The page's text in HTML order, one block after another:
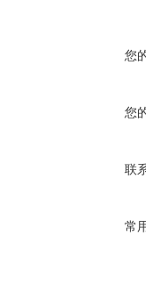
您
您
联
常